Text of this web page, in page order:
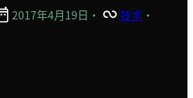
2017年4月19日 · 技术 ·